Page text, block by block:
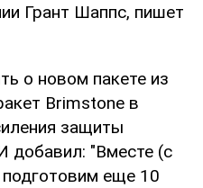
Грант Шаппс, пишет
о новом пакете из
Brimstone в
защиты
добавил: "Вместе (с
еще 10